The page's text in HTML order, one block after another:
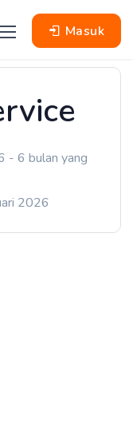
Masuk
- 6 bulan yang
2026